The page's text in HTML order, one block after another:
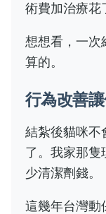
術費加治療花
想想看，一次
算的。
行為改善
結紮後貓咪不
了。我家那隻
少清潔劑錢。
這幾年台灣動